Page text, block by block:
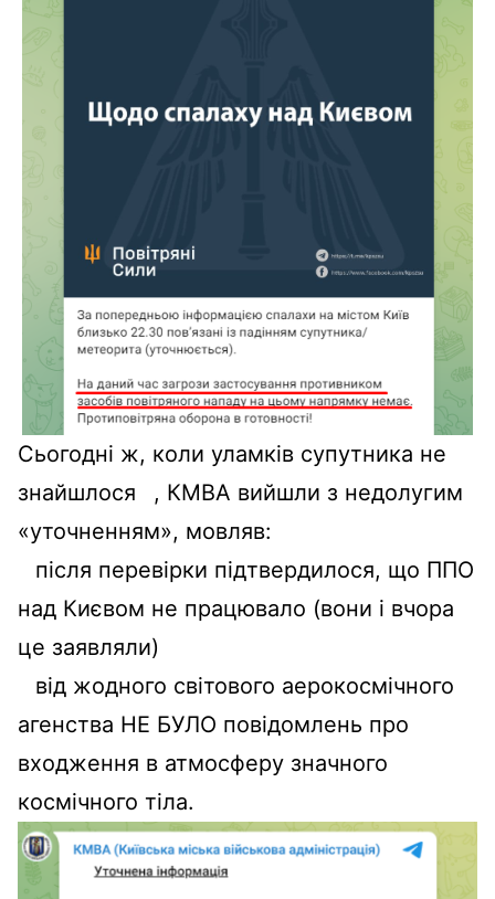
Сьогодні ж, коли уламків супутника не
знайшлося
, КМВА вийшли з недолугим
«уточненням», мовляв:
після перевірки підтвердилося, що ППО
над Києвом не працювало (вони і вчора
це заявляли)
від жодного світового аерокосмічного
агенства НЕ БУЛО повідомлень про
входження в атмосферу значного
космічного тіла.